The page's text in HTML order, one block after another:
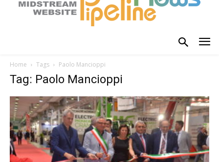
Home Tags Paolo Mancioppi
Tag: Paolo Mancioppi